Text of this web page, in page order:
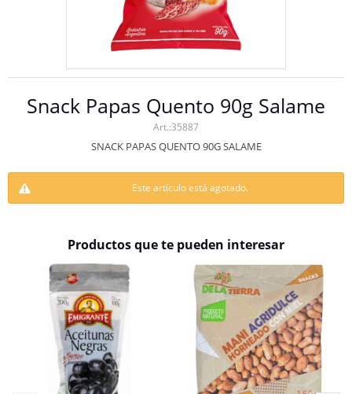
Snack Papas Quento 90g Salame
35887
SNACK PAPAS QUENTO 90G SALAME
Este artículo está agotado.
Productos que te pueden interesar